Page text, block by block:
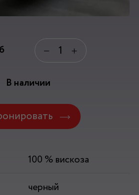
− +
В наличии
100 % вискоза
черный